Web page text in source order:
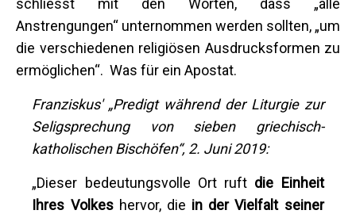
schliesst mit den Worten, dass „alle
Anstrengungen“ unternommen werden sollten, „um
die verschiedenen religiösen Ausdrucksformen zu
ermöglichen“. Was für ein Apostat.
Franziskus' „Predigt während der Liturgie zur
Seligsprechung von sieben griechisch-
katholischen Bischöfen“, 2. Juni 2019:
„Dieser bedeutungsvolle Ort ruft die Einheit
Ihres Volkeshervor, die in der Vielfalt seiner